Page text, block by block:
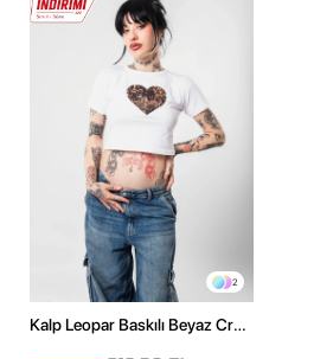
2
Kalp Leopar Baskılı Beyaz Crop